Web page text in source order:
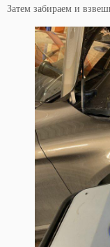
Затем забираем и